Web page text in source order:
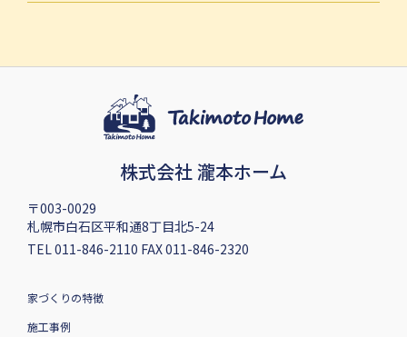
株式会社 瀧本ホーム
〒003-0029
札幌市白石区平和通8丁目北5-24
TEL 011-846-2110 FAX 011-846-2320
家づくりの特徴
施工事例